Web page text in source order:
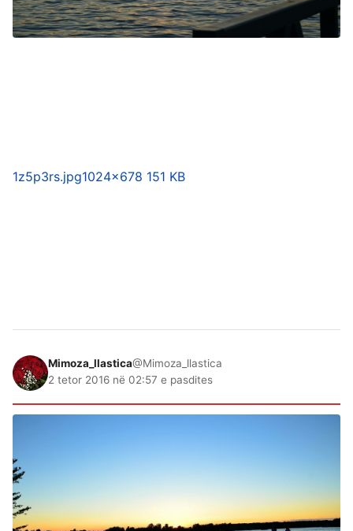
1z5p3rs.jpg1024×678 151 KB
Mimoza_llastica@Mimoza_llastica
2 tetor 2016 në 02:57 e pasdites